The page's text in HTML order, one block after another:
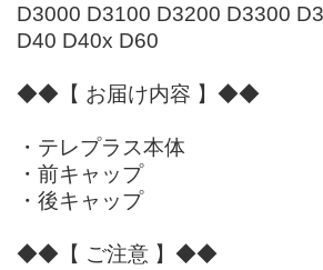
D3000 D3100 D3200 D3300
D40 D40x D60
◆◆【 お届け内容 】◆◆
・テレプラス本体
・前キャップ
・後キャップ
◆◆【 ご注意 】◆◆